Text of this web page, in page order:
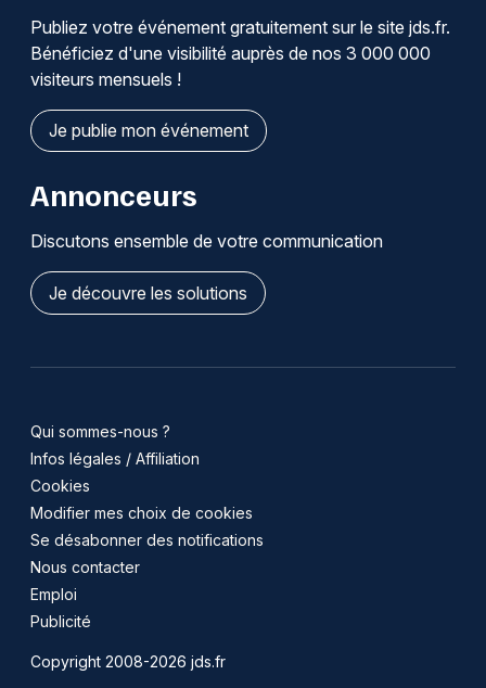
Publiez votre événement gratuitement sur le site jds.fr.
Bénéficiez d'une visibilité auprès de nos 3 000 000
visiteurs mensuels !
Je publie mon événement
Annonceurs
Discutons ensemble de votre communication
Je découvre les solutions
Qui sommes-nous ?
Infos légales / Affiliation
Cookies
Modifier mes choix de cookies
Se désabonner des notifications
Nous contacter
Emploi
Publicité
Copyright 2008-2026 jds.fr